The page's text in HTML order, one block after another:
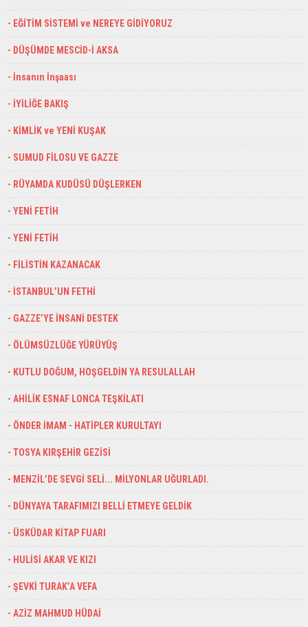
- EĞİTİM SİSTEMİ ve NEREYE GİDİYORUZ
- DÜŞÜMDE MESCİD-İ AKSA
- İnsanın İnşaası
- İYİLİĞE BAKIŞ
- KİMLİK ve YENİ KUŞAK
- SUMUD FİLOSU VE GAZZE
- RÜYAMDA KUDÜSÜ DÜŞLERKEN
- YENİ FETİH
- YENİ FETİH
- FİLİSTİN KAZANACAK
- İSTANBUL’UN FETHİ
- GAZZE’YE İNSANİ DESTEK
- ÖLÜMSÜZLÜĞE YÜRÜYÜŞ
- KUTLU DOĞUM, HOŞGELDİN YA RESULALLAH
- AHİLİK ESNAF LONCA TEŞKİLATI
- ÖNDER İMAM - HATİPLER KURULTAYI
- TOSYA KIRŞEHİR GEZİSİ
- MENZİL’DE SEVGİ SELİ... MİLYONLAR UĞURLADI.
- DÜNYAYA TARAFIMIZI BELLİ ETMEYE GELDİK
- ÜSKÜDAR KİTAP FUARI
- HULİSİ AKAR VE KIZI
- ŞEVKİ TURAK’A VEFA
- AZİZ MAHMUD HÜDAİ